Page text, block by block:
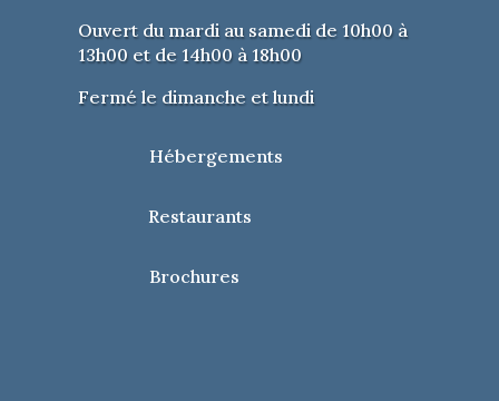
Ouvert du mardi au samedi de 10h00 à
13h00 et de 14h00 à 18h00
Fermé le dimanche et lundi
Hébergements
Restaurants
Brochures